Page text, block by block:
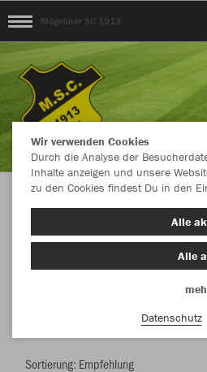
Mögeliner SC 1913
Herzlich Willkommen im
SC
Wir verwenden Cookies
Durch die Analyse der
Inhalte anzeigen und unsere
zu den Cookies findest Du in den
Alle
Alle
Datenschutz